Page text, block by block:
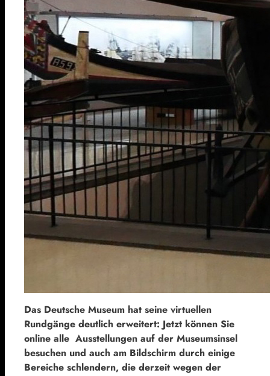
Das Deutsche Museum hat seine virtuellen
Rundgänge deutlich erweitert: Jetzt können Sie
online alle Ausstellungen auf der Museumsinsel
besuchen und auch am Bildschirm durch einige
Bereiche schlendern, die derzeit wegen der